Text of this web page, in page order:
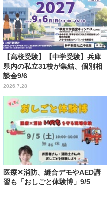
【高校受験】【中学受験】兵庫
県内の私立31校が集結、個別相
談会9/6
2026.7.28
医療✕消防、縫合デモやAED講
習も「おしごと体験博」9/5